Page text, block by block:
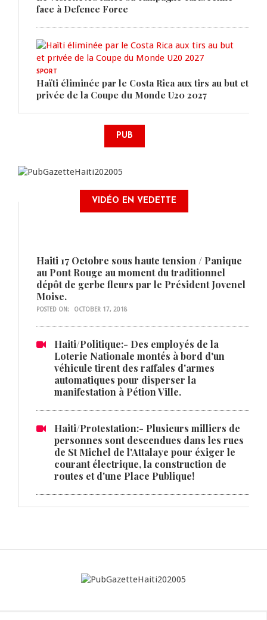
face à Defence Force
SPORT
Haïti éliminée par le Costa Rica aux tirs au but et
privée de la Coupe du Monde U20 2027
PUB
VIDÉO EN VEDETTE
Haiti 17 Octobre sous haute tension / Panique
au Pont Rouge au moment du traditionnel
dépôt de gerbe fleurs par le Président Jovenel
Moise.
POSTED ON: OCTOBER 17, 2018
Haiti/Politique:- Des employés de la
Loterie Nationale montés à bord d'un
véhicule tirent des raffales d'armes
automatiques pour disperser la
manifestation à Pétion Ville.
Haiti/Protestation:- Plusieurs milliers de
personnes sont descendues dans les rues
de St Michel de l'Attalaye pour éxiger le
courant électrique, la construction de
routes et d'une Place Publique!